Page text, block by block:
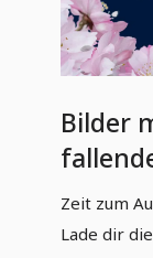
Bilder
vor
Zeit zum
Lade dir